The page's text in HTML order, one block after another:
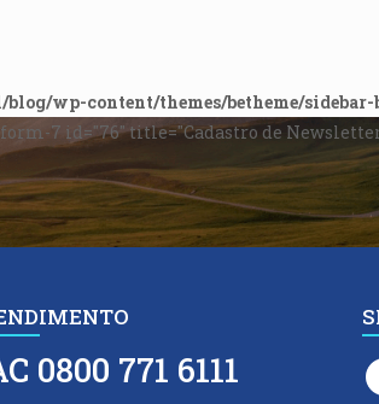
wp-content/themes/betheme/
7 id="76" title="Cadastro de
0800 771 6111